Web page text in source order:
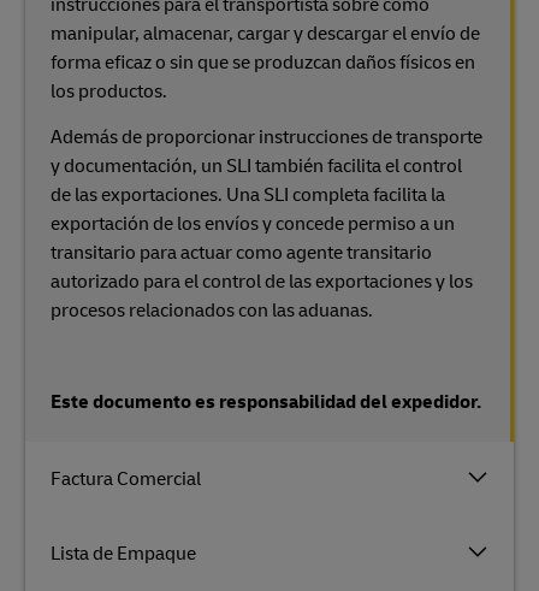
Factura Comercial
Lista de Empaque
manipular, almacenar, cargar y descargar el envío de
forma eficaz o sin que se produzcan daños físicos en
los productos.
Además de proporcionar instrucciones de transporte
y documentación, un SLI también facilita el control
de las exportaciones. Una SLI completa facilita la
exportación de los envíos y concede permiso a un
transitario para actuar como agente transitario
autorizado para el control de las exportaciones y los
procesos relacionados con las aduanas.
Este documento es responsabilidad del expedidor.